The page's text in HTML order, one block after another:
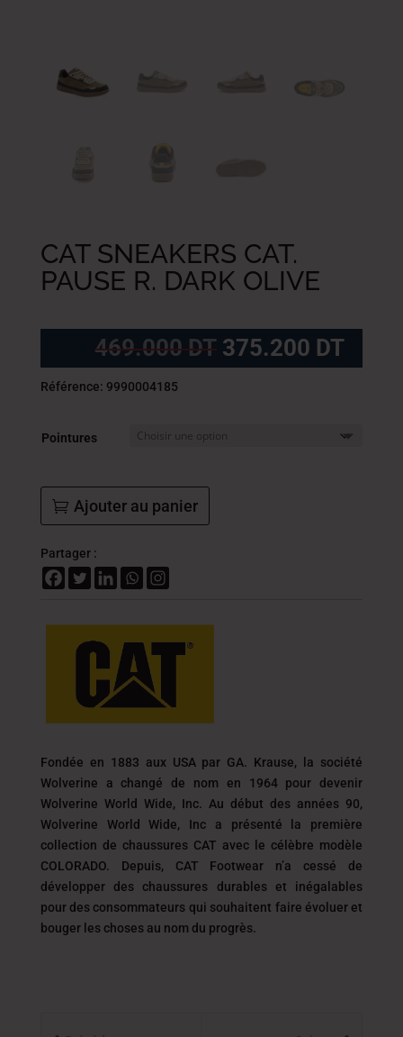
CAT SNEAKERS CAT.
PAUSE R. DARK OLIVE
469.000DT Le
prix
469.000
375.200 DTLe
prix
Référence: 9990004185
Pointures
Ajouter au panier
Partager :
Fondée en 1883 aux USA par GA. Krause, la société
Wolverine a changé de nom en 1964 pour devenir
Wolverine World Wide, Inc. Au début des années 90,
Wolverine World Wide, Inc a présenté la première
collection de chaussures CAT avec le célèbre modèle
COLORADO. Depuis, CAT Footwear n’a cessé de
développer des chaussures durables et inégalables
pour des consommateurs qui souhaitent faire évoluer et
bouger les choses au nom du progrès.